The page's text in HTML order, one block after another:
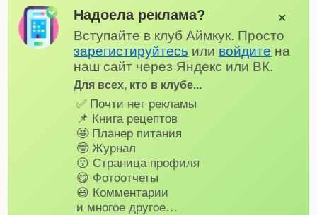
Надоела реклама?
Вступайте в клуб Аймкук. Просто
зарегистируйтесь или войдите на
наш сайт через Яндекс или ВК.
Для всех, кто в клубе...
✅ Почти нет рекламы
📌 Книга рецептов
🤩 Планер питания
🤓 Журнал
😗 Страница профиля
😋 Фотоотчеты
😃 Комментарии
и многое другое…
✕